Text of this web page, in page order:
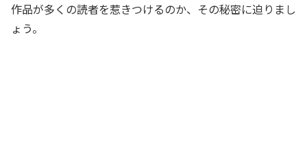
作品が多くの読者を惹きつけるのか、その秘密に迫りまし
ょう。